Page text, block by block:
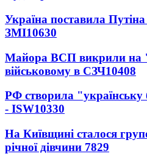
Україна поставила
ЗМІ10630
Майора ВСП викрили на
військовому в СЗЧ10408
РФ створила
- ISW10330
На Київщині сталося
річної дівчини 7829